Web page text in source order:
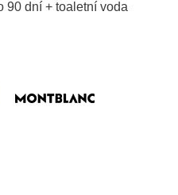
90 dní + toaletní voda
Značka:Montblanc